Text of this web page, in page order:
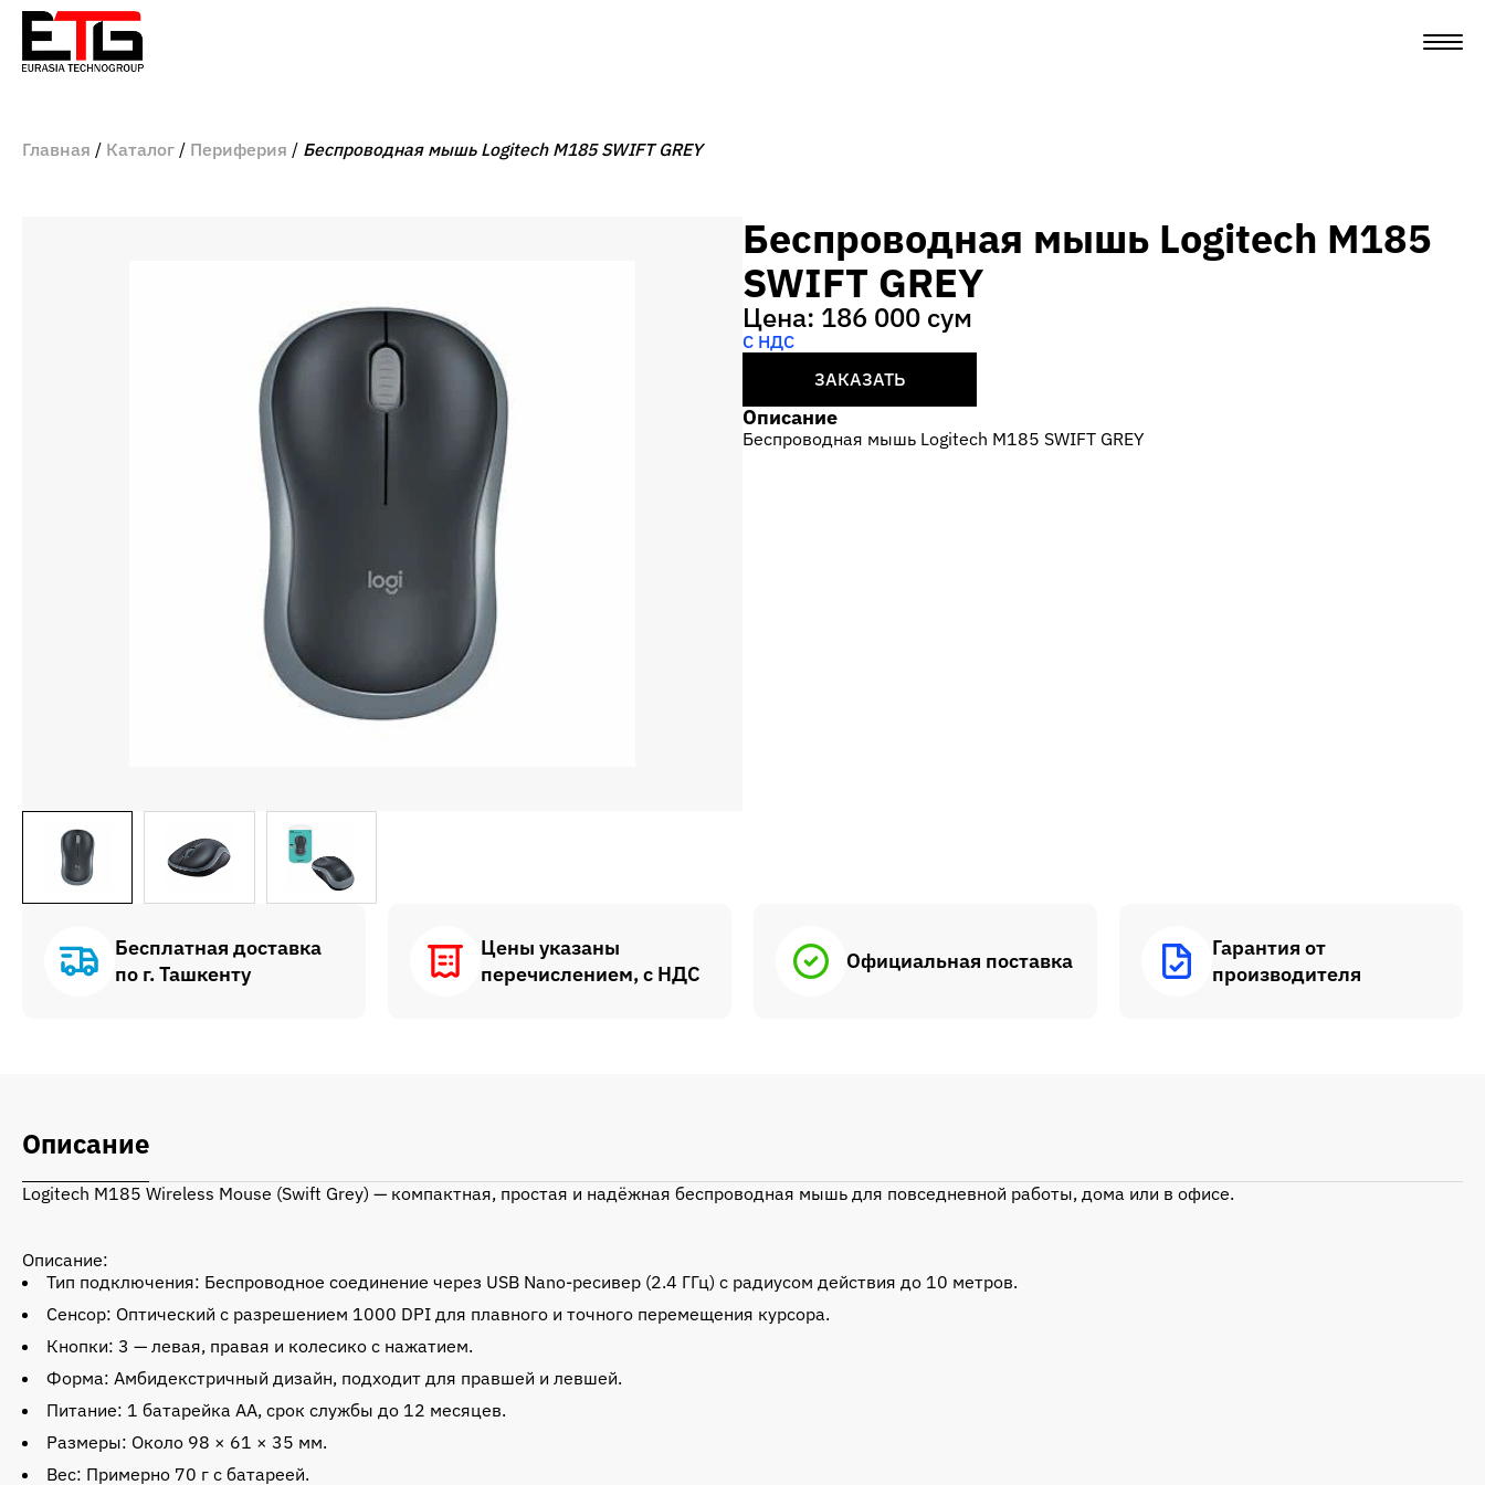
Главная Каталог Периферия Беспроводная мышь Logitech M185 SWIFT GREY
Беспроводная мышь Logitech M185
SWIFT GREY
Цена: 186 000 сум
С НДС
ЗАКАЗАТЬ
Описание
Беспроводная мышь Logitech M185 SWIFT GREY
Бесплатная доставка
по г. Ташкенту
Цены указаны
перечислением, с НДС
Официальная поставка
Гарантия от
производителя
Описание
Logitech M185 Wireless Mouse (Swift Grey) — компактная, простая и надёжная беспроводная мышь для повседневной работы, дома или в офисе.
Описание:
Тип подключения: Беспроводное соединение через USB Nano-ресивер (2.4 ГГц) с радиусом действия до 10 метров.
Сенсор: Оптический с разрешением 1000 DPI для плавного и точного перемещения курсора.
Кнопки: 3 — левая, правая и колесико с нажатием.
Форма: Амбидекстричный дизайн, подходит для правшей и левшей.
Питание: 1 батарейка AA, срок службы до 12 месяцев.
Размеры: Около 98 × 61 × 35 мм.
Вес: Примерно 70 г с батареей.